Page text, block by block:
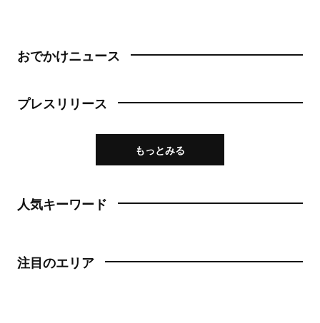
おでかけニュース
プレスリリース
もっとみる
人気キーワード
注目のエリア